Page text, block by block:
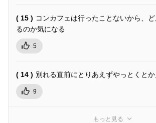
( 15 ) コンカフェは行ったことないから、
るのか気になる
5
( 14 ) 別れる直前にとりあえずやっとくと
9
もっと見る